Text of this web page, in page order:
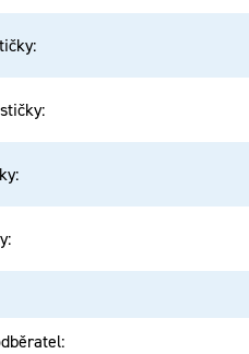
:
:
:
:
: